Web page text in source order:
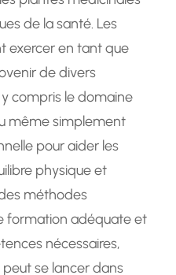
de la santé. Les
exercer en tant que
de divers
compris le domaine
même simplement
pour aider les
physique et
méthodes
formation adéquate et
nécessaires,
se lancer dans